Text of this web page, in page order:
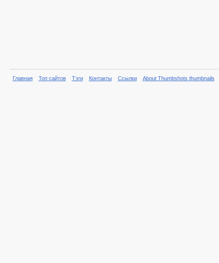
Главная Топ сайтов Тэги Контакты Ссылки About Thumbshots thumbnails